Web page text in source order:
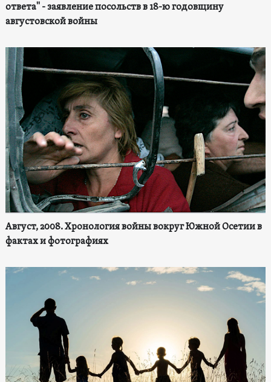
ответа" - заявление посольств в 18-ю годовщину
августовской войны
Август, 2008. Хронология войны вокруг Южной Осетии в
фактах и фотографиях